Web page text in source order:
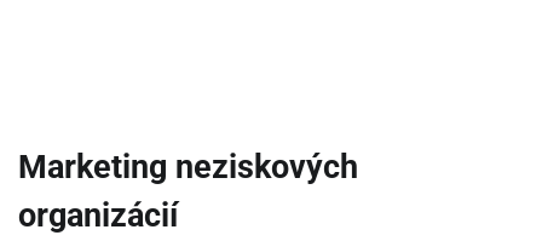
Marketing neziskových
organizácií